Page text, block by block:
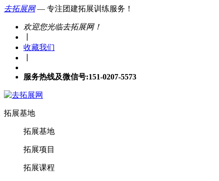
去拓展网— 专注团建拓展训练服务！
欢迎您光临去拓展网！
收藏我们
服务热线及微信号:151-0207-5573
拓展基地
拓展基地
拓展项目
拓展课程